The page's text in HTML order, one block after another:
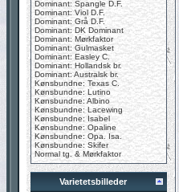
Dominant: Spangle D.F.
Dominant: Viol D.F.
Dominant: Grå D.F.
Dominant: DK Dominant
Dominant: Mørkfaktor
Dominant: Gulmasket
Dominant: Easley C.
Dominant: Hollandsk br.
Dominant: Australsk br.
Kønsbundne: Texas C.
Kønsbundne: Lutino
Kønsbundne: Albino
Kønsbundne: Lacewing
Kønsbundne: Isabel
Kønsbundne: Opaline
Kønsbundne: Opa. Isa.
Kønsbundne: Skifer
Normal tg. & Mørkfaktor
Varietetsbilleder